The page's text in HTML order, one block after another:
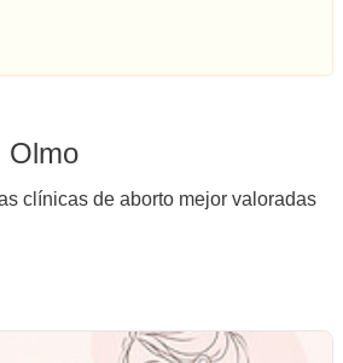
Olmo
clínicas de aborto mejor valoradas